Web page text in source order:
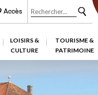
Accès
LOISIRS &
CULTURE
TOURISME &
PATRIMOINE